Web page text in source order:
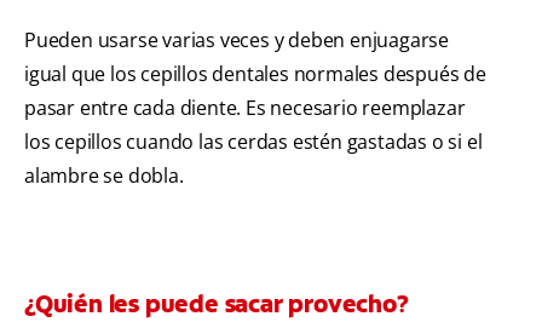
Pueden usarse varias veces y deben enjuagarse
igual que los cepillos dentales normales después de
pasar entre cada diente. Es necesario reemplazar
los cepillos cuando las cerdas estén gastadas o si el
alambre se dobla.
¿Quién les puede sacar provecho?